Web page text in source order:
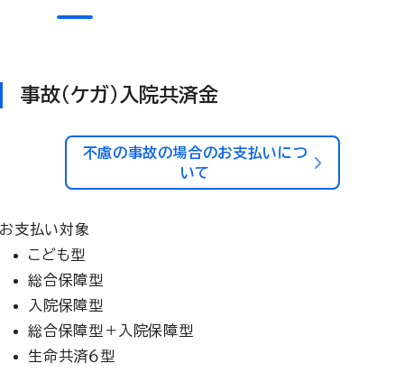
事故（ケガ）入院共済金
不慮の事故の場合のお支払いにつ
いて
お支払い対象
こども型
総合保障型
入院保障型
総合保障型＋入院保障型
生命共済６型